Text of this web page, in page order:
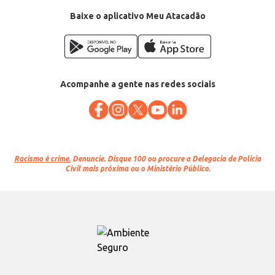
EAN: 7898922475241Baixe o aplicativo Meu Atacadão
Acompanhe a gente nas redes sociais
Racismo é crime. Denuncie. Disque 100 ou procure a Delegacia de Polícia
Civil mais próxima ou o Ministério Público.